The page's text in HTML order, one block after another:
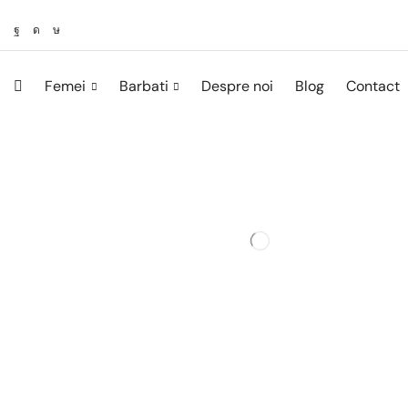
Femei Barbati Despre noi Blog Contact